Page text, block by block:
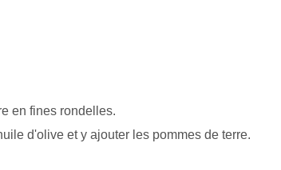
en fines rondelles.
d'olive et y ajouter les pommes de terre.